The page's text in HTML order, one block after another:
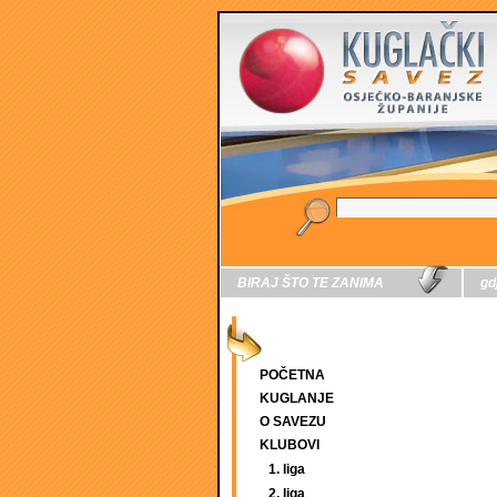
BIRAJ ŠTO TE ZANIMA
POČETNA
KUGLANJE
O SAVEZU
KLUBOVI
1. liga
2. liga